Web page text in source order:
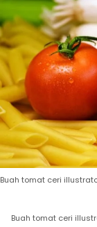
Buah tomat ceri
Buah tomat ceri